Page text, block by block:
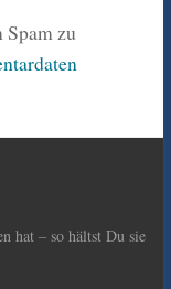
zu
hat – so hältst Du sie